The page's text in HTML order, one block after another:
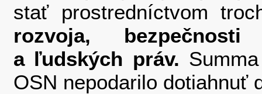
stať prostredníctvom
rozvoja, bezpečnosti
a ľudských práv.
OSN nepodarilo dotiahnuť